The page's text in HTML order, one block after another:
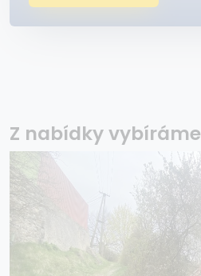
Z nabídky vybíráme